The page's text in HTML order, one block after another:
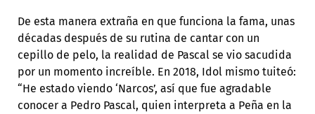
De esta manera extraña en que funciona la fama, unas
décadas después de su rutina de cantar con un
cepillo de pelo, la realidad de Pascal se vio sacudida
por un momento increíble. En 2018, Idol mismo tuiteó:
“He estado viendo ‘Narcos’, así que fue agradable
conocer a Pedro Pascal, quien interpreta a Peña en la